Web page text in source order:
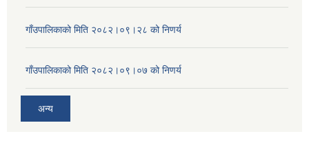
गाँउपालिकाको मिति २०८२।०९।२८ को निणर्य
गाँउपालिकाको मिति २०८२।०९।०७ को निणर्य
अन्य